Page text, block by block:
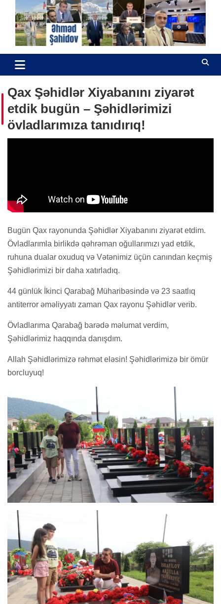
content
Əhməd Şahidov
Hüquq müdafiəçisi
Qax Şəhidlər Xiyabanını ziyarət
etdik bugün – Şəhidlərimizi
övladlarımıza tanıdırıq!
Bugün Qax rayonunda Şəhidlər Xiyabanını ziyarət etdim.
Övladlarımla birlikdə qəhrəman oğullarımızı yad etdik,
ruhuna dualar oxuduq və Vətənimiz üçün canından keçmiş
Şəhidlərimizi bir daha xatırladıq.
44 günlük İkinci Qarabağ Müharibəsində və 23 saatlıq
antiterror əməliyyatı zaman Qax rayonu Şəhidlər verib.
Övladlarıma Qarabağ barədə məlumat verdim,
Şəhidlərimiz haqqında danışdım.
Allah Şəhidlərimizə rəhmət eləsin! Şəhidlərimizə bir ömür
borcluyuq!